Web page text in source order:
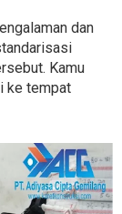
dan
Kamu
ke tempat